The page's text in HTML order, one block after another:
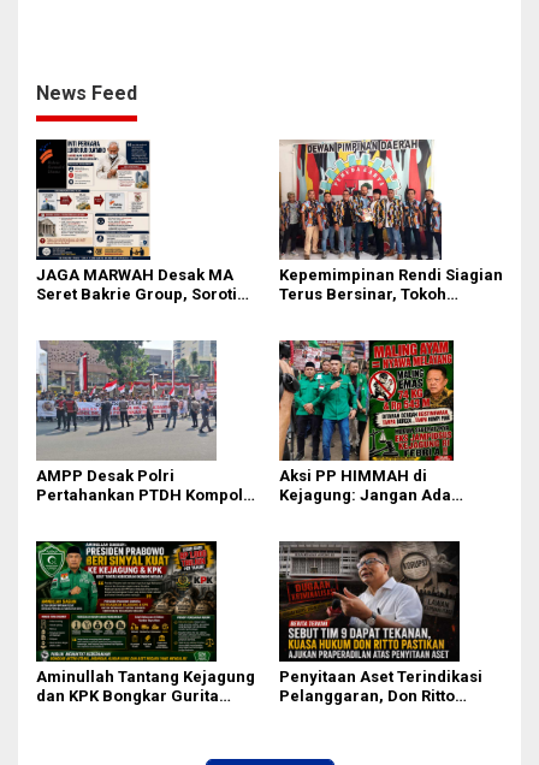
News Feed
JAGA MARWAH Desak MA
Seret Bakrie Group, Soroti
Kepemimpinan Rendi Siagian
Terus Bersinar, Tokoh
AMPP Desak Polri
Pertahankan PTDH Kompol
Aksi PP HIMMAH di
Kejagung: Jangan Ada
Aminullah Tantang Kejagung
dan KPK Bongkar Gurita
Penyitaan Aset Terindikasi
Pelanggaran, Don Ritto